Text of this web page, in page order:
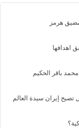
مضيق هرمز
اهدافها
باقر الحكيم
إيران سيدة العالم